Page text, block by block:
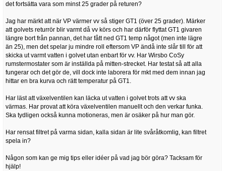
det fortsätta vara som minst 25 grader på returen?
Jag har märkt att när VP värmer vv så stiger GT1 (över 25 grader). Märker
att golvets returrör blir varmt då vv körs och har därför flyttat GT1 givaren
längre bort från pannan, det har fått ned GT1 temp något (men inte lägre
än 25), men det spelar ju mindre roll eftersom VP ändå inte slår till för att
skicka ut varmt vatten i golvet utan enbart för vv. Har Wirsbo CoSy
rumstermostater som är inställda på mitten-strecket. Har testat så att alla
fungerar och det gör de, vill dock inte laborera för mkt med dem innan jag
hittar en bra kurva och rätt temperatur på GT1.
Har läst att växelventilen kan läcka ut vatten i golvet trots att vv ska
värmas. Har provat att köra växelventilen manuellt och den verkar funka.
Ska tydligen också kunna motioneras, men är osäker på hur man gör.
Har rensat filtret på varma sidan, kalla sidan är lite svåråtkomlig, kan filtret
spela in?
Någon som kan ge mig tips eller idéer på vad jag bör göra? Tacksam för
hjälp!